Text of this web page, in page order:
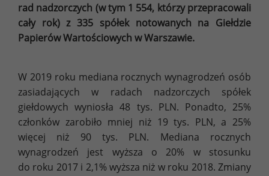
rad nadzorczych (w tym 1 554, którzy przepracowali
cały rok) z 335 spółek notowanych na Giełdzie
Papierów Wartościowych w Warszawie.
W 2019 roku mediana rocznych wynagrodzeń osób
zasiadających w radach nadzorczych spółek
giełdowych wyniosła 48 tys. PLN. Ponadto, 25%
członków zarobiło mniej niż 19 tys. PLN, a 25%
więcej niż 90 tys. PLN. Mediana rocznych
wynagrodzeń jest wyższa o 20% w stosunku
do roku 2017 i 2,1% wyższa niż w roku 2018. Zmiany